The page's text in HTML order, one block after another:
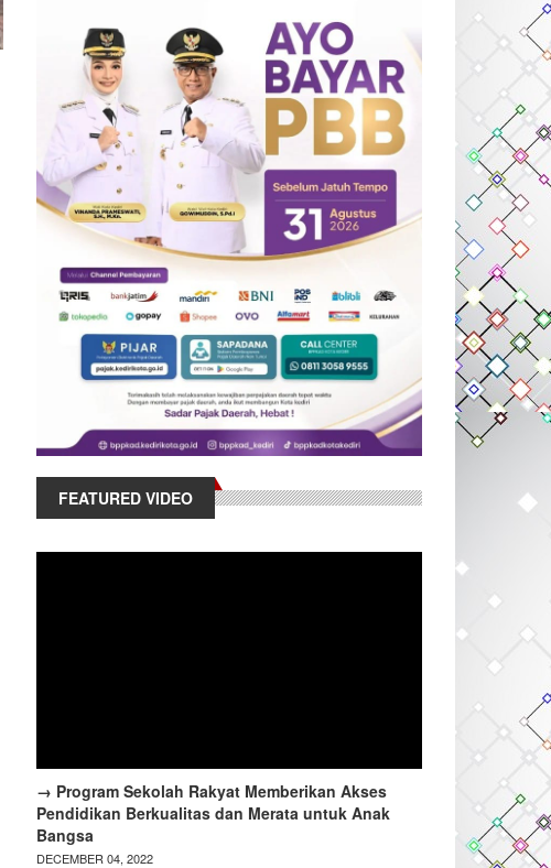
FEATURED VIDEO
→ Program Sekolah Rakyat Memberikan Akses
Pendidikan Berkualitas dan Merata untuk Anak
Bangsa
DECEMBER 04, 2022